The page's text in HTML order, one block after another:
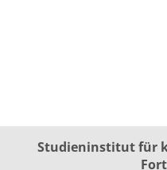
Studieninstitut für